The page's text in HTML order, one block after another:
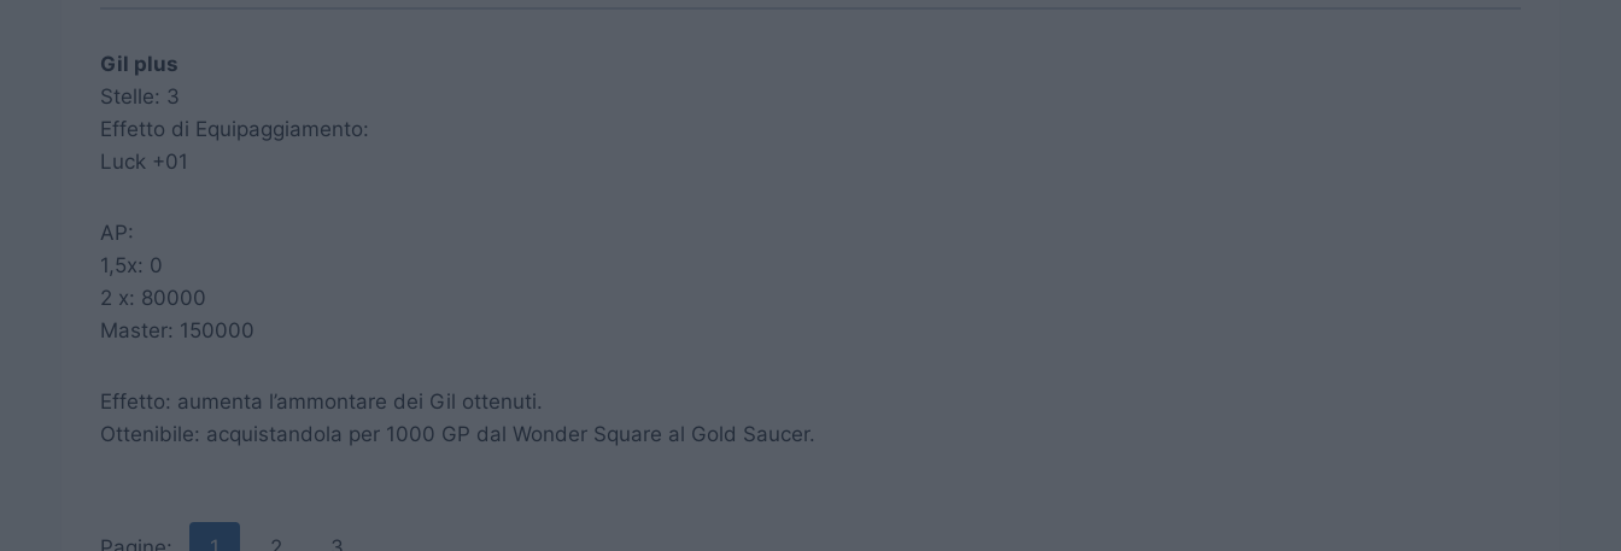
Gil plus
Stelle: 3
Effetto di Equipaggiamento:
Luck +01
AP:
1,5x: 0
2 x: 80000
Master: 150000
Effetto: aumenta l’ammontare dei Gil ottenuti.
Ottenibile: acquistandola per 1000 GP dal Wonder Square al Gold Saucer.